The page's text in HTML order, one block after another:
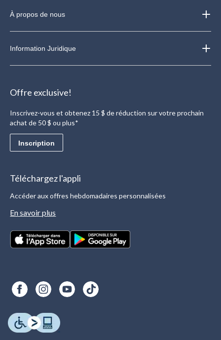
À propos de nous
Information Juridique
Offre exclusive!
Inscrivez-vous et obtenez 15 $ de réduction sur votre prochain
achat de 50 $ ou plus*
Inscription
Téléchargez l'appli
Accéder aux offres hebdomadaires personnalisées
En savoir plus